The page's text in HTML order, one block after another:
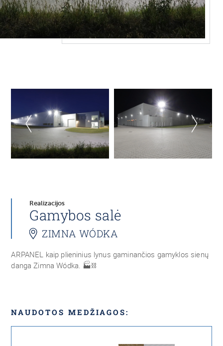
Realizacijos
Gamybos salė
ZIMNA WÓDKA
ARPANEL kaip plieninius lynus gaminančios gamyklos sienų
danga Zimna Wódka. 🏭⛓
NAUDOTOS MEDŽIAGOS: